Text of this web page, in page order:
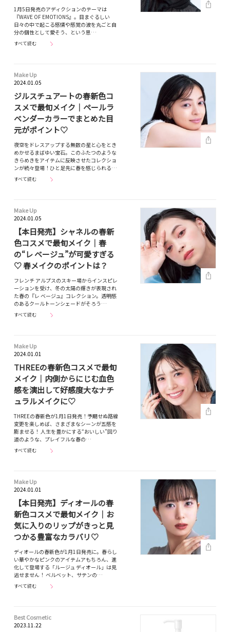
1月5日発売のアディクションのテーマは
『WAVE OF EMOTIONS』。目まぐるしい
日々の中で起こる感情や感覚の波を丸ごと自
分の個性として愛そう、という思…
すべて読む
Make Up
2024.01.05
ジルスチュアートの春新色コ
スメで最旬メイク｜ペールラ
ベンダーカラーでまとめた目
元がポイント♡
夜空をドレスアップする無数の星と心をとき
めかせるまばゆい宝石。このふたつのような
きらめきをアイテムに反映させたコレクショ
ンが続々登場！ひと足先に春を感じられる…
すべて読む
Make Up
2024.01.05
【本日発売】シャネルの春新
色コスメで最旬メイク｜春
の“レ ベージュ”が可愛すぎる
♡ 春メイクのポイントは？
フレンチ アルプスのスキー場からインスピレ
ーションを受け、冬の太陽の輝きが表現され
た春の『レ ベージュ』コレクション。透明感
のあるクールトーンシェードがそろう…
すべて読む
Make Up
2024.01.01
THREEの春新色コスメで最旬
メイク｜内側からにじむ血色
感を演出して好感度大なナチ
ュラルメイクに♡
THREEの春新色が1月1日発売！予期せぬ路線
変更を楽しめば、さまざまなシーンが五感を
膨ませる！ 人生を豊かにする“おいしい”回り
道のような、プレイフルな春の…
すべて読む
Make Up
2024.01.01
【本日発売】ディオールの春
新色コスメで最旬メイク｜お
気に入りのリップがきっと見
つかる豊富なカラバリ♡
ディオールの春新色が1月1日発売に。春らし
い華やかなピンクのアイテムアもちろん、進
化して登場する「ルージュ ディオール」は見
逃せません！ ベルベット、サテンの…
すべて読む
Best Cosmetic
2023.11.22